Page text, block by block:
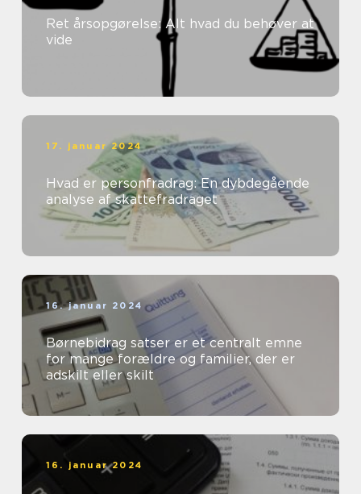
Ret årsopgørelse: Alt hvad du behøver at
vide
17. januar 2024
Hvad er personfradrag: En dybdegående
analyse af skattefradraget
16. januar 2024
Børnebidrag satser er et centralt emne
for mange forældre og familier, der er
adskilt eller skilt
16. januar 2024